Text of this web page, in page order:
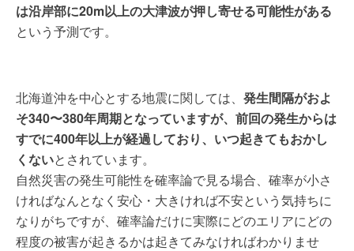
は沿岸部に20m以上の大津波が押し寄せる可能性がある
という予測です。
北海道沖を中心とする地震に関しては、 発生間隔がおよ
そ340〜380年周期となっていますが、前回の発生からは
すでに400年以上が経過しており、いつ起きてもおかし
くないとされています。
自然災害の発生可能性を確率論で見る場合、確率が小さ
ければなんとなく安心・大きければ不安という気持ちに
なりがちですが、確率論だけに実際にどのエリアにどの
程度の被害が起きるかは起きてみなければわかりませ